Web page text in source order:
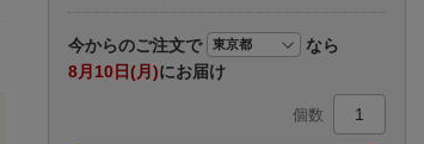
エンタメニュース
推し楽
今からのご注文で
なら
8月10日(月)にお届け
個数